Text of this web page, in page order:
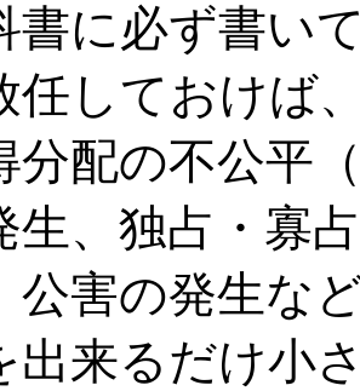
書に必ず書い
任しておけば
分配の不公平
生、独占・寡
公害の発生な
出来るだけ小